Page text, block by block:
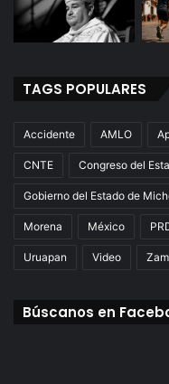
TAGS POPULARES
Accidente AMLO
CNTE Congreso del
Gobierno del Estado de
Morena México
Uruapan Video
Búscanos en